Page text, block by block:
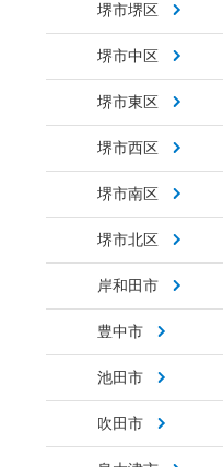
堺市堺区
堺市中区
堺市東区
堺市西区
堺市南区
堺市北区
岸和田市
豊中市
池田市
吹田市